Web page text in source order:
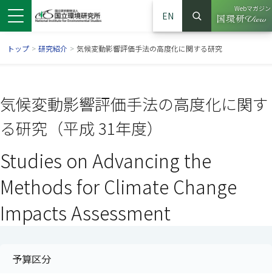
ドウで開きます）
ンドウで開きます）
ウインドウで開きます）
EN
サイト内検索
検索
Webマガジン
（別ウイ
トップ > 研究紹介 > 気候変動影響評価手法の高度化に関する研究
気候変動影響評価手法の高度化に関す
る研究（平成 31年度）
Studies on Advancing the
Methods for Climate Change
Impacts Assessment
予算区分